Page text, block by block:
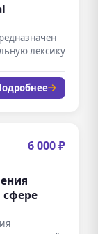
лексику
6 000 ₽